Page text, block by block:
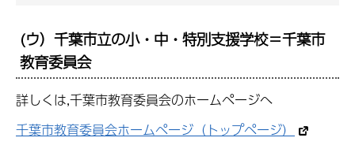
(ウ）千葉市立の小・中・特別支援学校＝千葉市
教育委員会
詳しくは,千葉市教育委員会のホームページへ
千葉市教育委員会ホームページ（トップページ）